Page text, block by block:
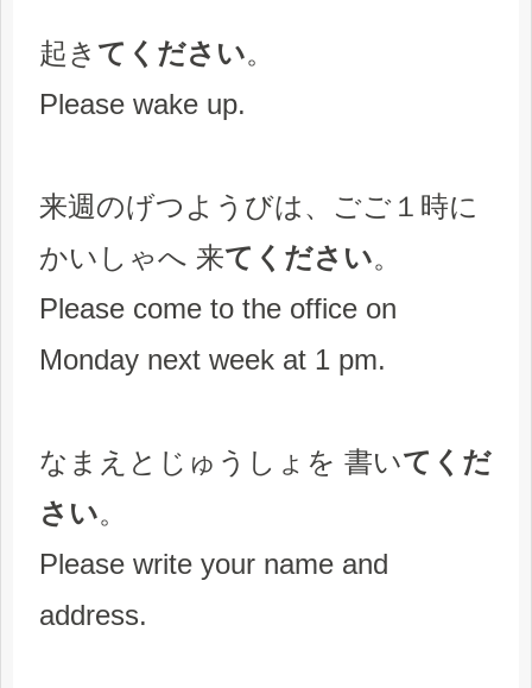
起き てください。
Please wake up.
来週のげつようびは、ごご１時に
かいしゃへ 来てください。
Please come to the office on
Monday next week at 1 pm.
なまえとじゅうしょを 書いてくだ
さい。
Please write your name and
address.